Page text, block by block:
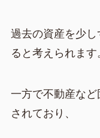
過去の資産を少
ると考えられます
一方で不動産な
されており、